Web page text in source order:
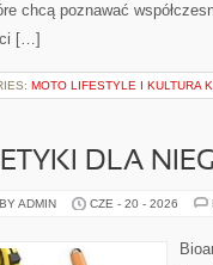
chcą poznawać
[…]
MOTO LIFESTYLE I KULTURA
DLA
ADMIN CZE - 20 - 2026